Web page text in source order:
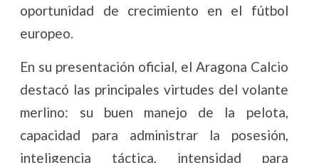
oportunidad de crecimiento en el fútbol
europeo.
En su presentación oficial, el Aragona Calcio
destacó las principales virtudes del volante
merlino: su buen manejo de la pelota,
capacidad para administrar la posesión,
inteligencia táctica, intensidad para